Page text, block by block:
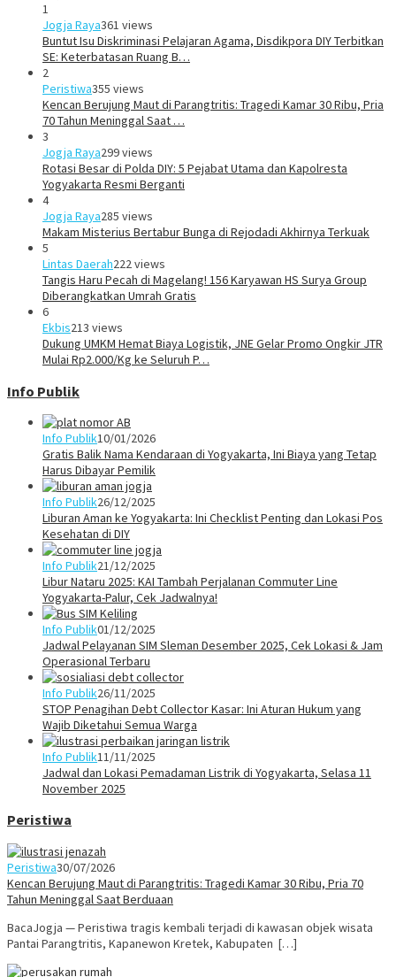
1
Jogja Raya361 views
Buntut Isu Diskriminasi Pelajaran Agama, Disdikpora DIY Terbitkan
SE: Keterbatasan Ruang B…
2
Peristiwa355 views
Kencan Berujung Maut di Parangtritis: Tragedi Kamar 30 Ribu, Pria
70 Tahun Meninggal Saat …
3
Jogja Raya299 views
Rotasi Besar di Polda DIY: 5 Pejabat Utama dan Kapolresta
Yogyakarta Resmi Berganti
4
Jogja Raya285 views
Makam Misterius Bertabur Bunga di Rejodadi Akhirnya Terkuak
5
Lintas Daerah222 views
Tangis Haru Pecah di Magelang! 156 Karyawan HS Surya Group
Diberangkatkan Umrah Gratis
6
Ekbis213 views
Dukung UMKM Hemat Biaya Logistik, JNE Gelar Promo Ongkir JTR
Mulai Rp2.000/Kg ke Seluruh P…
Info Publik
Info Publik10/01/2026
Gratis Balik Nama Kendaraan di Yogyakarta, Ini Biaya yang Tetap
Harus Dibayar Pemilik
Info Publik26/12/2025
Liburan Aman ke Yogyakarta: Ini Checklist Penting dan Lokasi Pos
Kesehatan di DIY
Info Publik21/12/2025
Libur Nataru 2025: KAI Tambah Perjalanan Commuter Line
Yogyakarta-Palur, Cek Jadwalnya!
Info Publik01/12/2025
Jadwal Pelayanan SIM Sleman Desember 2025, Cek Lokasi & Jam
Operasional Terbaru
Info Publik26/11/2025
STOP Penagihan Debt Collector Kasar: Ini Aturan Hukum yang
Wajib Diketahui Semua Warga
Info Publik11/11/2025
Jadwal dan Lokasi Pemadaman Listrik di Yogyakarta, Selasa 11
November 2025
Peristiwa
Peristiwa30/07/2026
Kencan Berujung Maut di Parangtritis: Tragedi Kamar 30 Ribu, Pria 70
Tahun Meninggal Saat Berduaan
BacaJogja — Peristiwa tragis kembali terjadi di kawasan objek wisata
Pantai Parangtritis, Kapanewon Kretek, Kabupaten […]